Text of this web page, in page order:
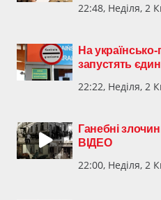
22:48, Неділя, 2
На
запустять
22:22, Неділя, 2
Ганебні
ВІДЕО
22:00, Неділя, 2